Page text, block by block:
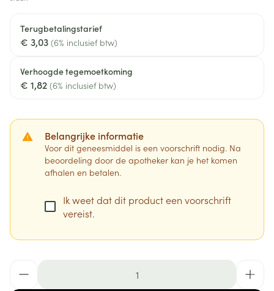
Terugbetalingstarief
€ 3,03 (6% inclusief btw)
Verhoogde tegemoetkoming
€ 1,82 (6% inclusief btw)
Belangrijke informatie
Voor dit geneesmiddel is een voorschrift nodig. Na
beoordeling door de apotheker kan je het komen
afhalen en betalen.
Ik weet dat dit product een voorschrift
vereist.